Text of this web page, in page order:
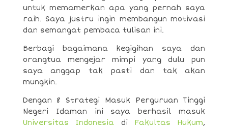
untuk memamerkan apa yang pernah saya
raih. Saya justru ingin membangun motivasi
dan semangat pembaca tulisan ini.
Berbagi bagaimana kegigihan saya dan
orangtua mengejar mimpi yang dulu pun
saya anggap tak pasti dan tak akan
mungkin.
Dengan 8 Strategi Masuk Perguruan Tinggi
Negeri Idaman ini saya berhasil masuk
Universitas Indonesia di Fakultas Hukum,